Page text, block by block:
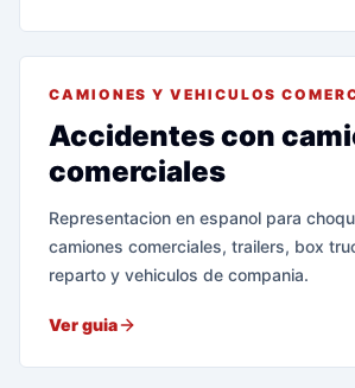
CAMIONES Y VEHICULOS
Accidentes con
comerciales
Representacion en espanol para
camiones comerciales, trailers, box
reparto y vehiculos de compania.
Ver guia